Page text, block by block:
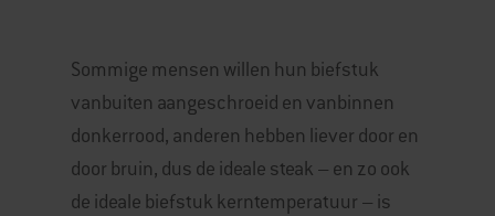
Sommige mensen willen hun biefstuk
vanbuiten aangeschroeid en vanbinnen
donkerrood, anderen hebben liever door en
door bruin, dus de ideale steak – en zo ook
de ideale biefstuk kerntemperatuur – is